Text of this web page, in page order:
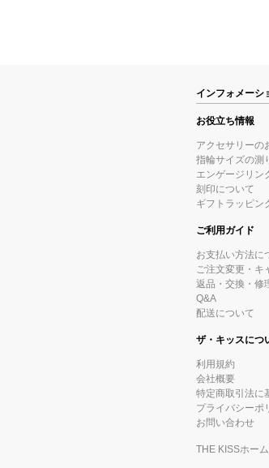
インフォメーシ
お役立ち情報
アクセサリーの
指輪サイズの測
エンゲージリン
刻印について
ギフトラッピン
ご利用ガイド
お支払い方法に
ご注文変更・キ
返品・交換・修
Q&A
配送について
ザ・キッスにつ
利用規約
会社概要
特定商取引法に
プライバシーポ
お問い合わせ
THE KISSホー